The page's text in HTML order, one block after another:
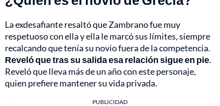
La exdesafiante resaltó que Zambrano fue muy
respetuoso con ella y ella le marcó sus límites, siempre
recalcando que tenía su novio fuera de la competencia.
Reveló que tras su salida esa relación sigue en pie.
Reveló que lleva más de un año con este personaje,
quien prefiere mantener su vida privada.
PUBLICIDAD